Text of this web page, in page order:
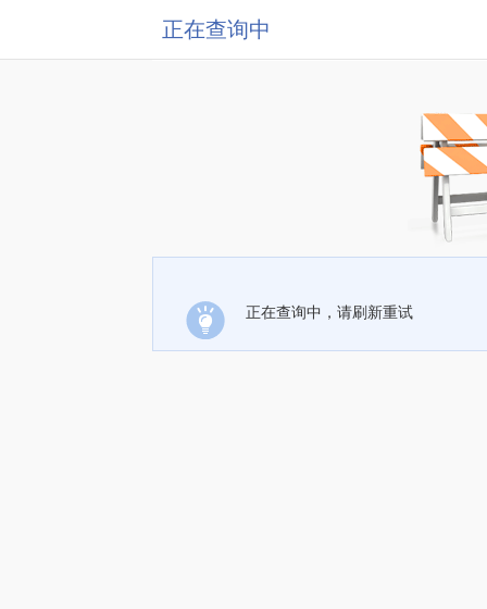
正在查询中
正在查询中，请刷新重试